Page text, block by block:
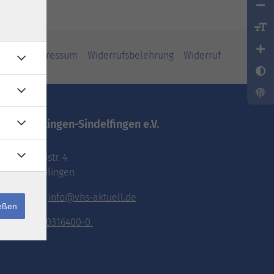
Impressum Widerrufsbelehrung Widerruf
vhs.Böblingen-Sindelfingen e.V.
Pestalozzistr. 4
71032 Böblingen
E-Mail: info@vhs-aktuell.de
Tel.: 070316400-0